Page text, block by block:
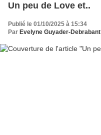
Un peu de Love et..
Publié le 01/10/2025 à 15:34
Par Evelyne Guyader-Debrabant